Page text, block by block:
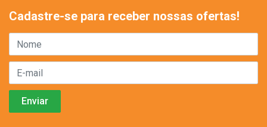
Cadastre-se para receber nossas ofertas!